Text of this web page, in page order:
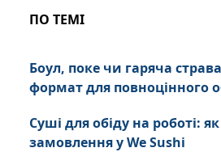
ПО ТЕМІ
Боул, поке чи гаряча
формат для повноцінного
Суші для обіду на роботі:
замовлення у We Sushi